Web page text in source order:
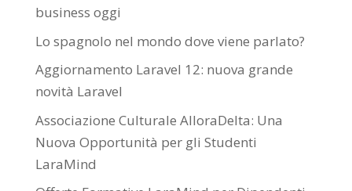
business oggi
Lo spagnolo nel mondo dove viene parlato?
Aggiornamento Laravel 12: nuova grande
novità Laravel
Associazione Culturale AlloraDelta: Una
Nuova Opportunità per gli Studenti
LaraMind